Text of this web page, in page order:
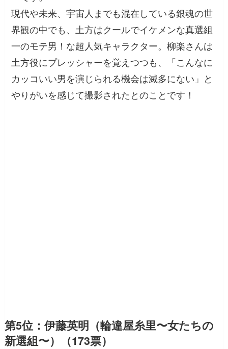
現代や未来、宇宙人までも混在している銀魂の世
界観の中でも、土方はクールでイケメンな真選組
一のモテ男！な超人気キャラクター。柳楽さんは
土方役にプレッシャーを覚えつつも、「こんなに
カッコいい男を演じられる機会は滅多にない」と
やりがいを感じて撮影されたとのことです！
第5位：伊藤英明（輪違屋糸里〜女たちの
新選組〜）（173票）